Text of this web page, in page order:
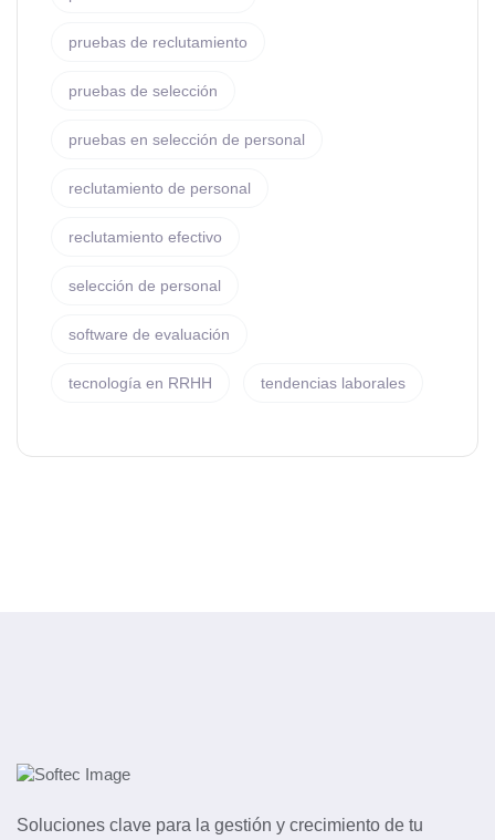
pruebas de reclutamiento
pruebas de selección
pruebas en selección de personal
reclutamiento de personal
reclutamiento efectivo
selección de personal
software de evaluación
tecnología en RRHH tendencias laborales
Soluciones clave para la gestión y crecimiento de tu